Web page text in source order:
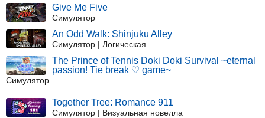
Give Me Five
Симулятор
An Odd Walk: Shinjuku Alley
Симулятор | Логическая
The Prince of Tennis Doki Doki Survival ~eternal
passion! Tie break ♡ game~
Симулятор
Together Tree: Romance 911
Симулятор | Визуальная новелла